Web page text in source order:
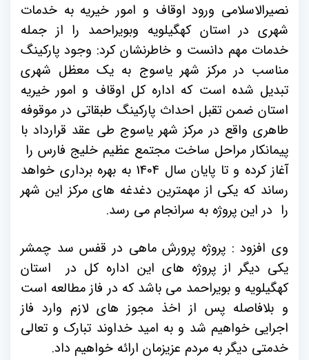
نصیرالاسلامی ورود اوقاف و امور خیریه به خدمات
شهری در استان کهگیلویه وبویراحمد را از جمله
خدمات مهم دانست و خاطرنشان کرد: وجود پارکینگ
مناسب در مرکز شهر یاسوج به یک معظل شهری
تبدیل شده است که اداره کل اوقاف و امور خیریه
استان ضمن تقبل احداث پارکینگ طبقاتی در موقوفه
طاهری واقع در مرکز شهر یاسوج طی عقد قرارداد با
پیمانکار مراحل ساخت مجتمع عظیم خلیج فارس را
آغاز کرده و تا پایان سال 1404 به بهره برداری خواهد
رساند که یکی از مهمترین دغدغه های مرکز این شهر
را در این پروژه به سرانجام می رسد.
وی افزود : پروژه پرورش ماهی در قفس سد چمشر
یکی دیگر از پروژه های این اداره کل در استان
کهگیلویه و بویراحمد می باشد که در فاز مطالعه است
و بلافاصله پس از اخذ مجوز های لازم وارد فاز
اجرایی خواهیم شد و به امید خداوند تبارک و تعالی
خدمتی دیگر به مردم عزیزمان ارائه خواهیم داد.